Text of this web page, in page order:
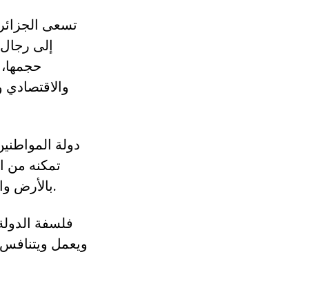
تسعى
إلى
دولة
تمكنه من
بالأرض واحترام المواطنين والمواطنات لبعضهم البعض، وللفضاء الذي يعيشون فيه.
فلسفة
ويعمل